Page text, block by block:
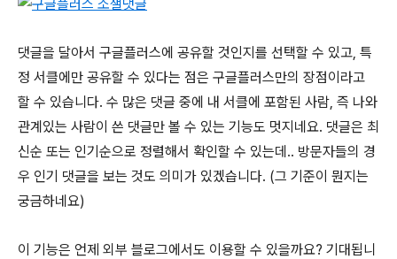
댓글을 달아서 구글플러스에 공유할 것인지를 선택할 수 있고, 특
정 서클에만 공유할 수 있다는 점은 구글플러스만의 장점이라고
할 수 있습니다. 수 많은 댓글 중에 내 서클에 포함된 사람, 즉 나와
관계있는 사람이 쓴 댓글만 볼 수 있는 기능도 멋지네요. 댓글은 최
신순 또는 인기순으로 정렬해서 확인할 수 있는데.. 방문자들의 경
우 인기 댓글을 보는 것도 의미가 있겠습니다. (그 기준이 뭔지는
궁금하네요)
이 기능은 언제 외부 블로그에서도 이용할 수 있을까요? 기대됩니